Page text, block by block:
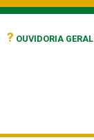
? OUVIDORIA GERAL